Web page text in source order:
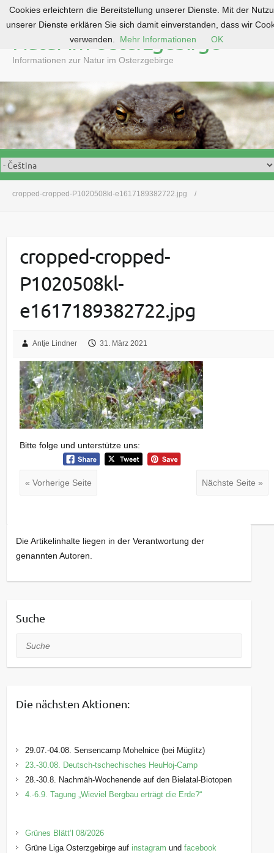
o
c
o
e
n
Natur im Osterzgebirge
Informationen zur Natur im Osterzgebirge
cropped-cropped-P1020508kl-e1617189382722.jpg
cropped-cropped-
P1020508kl-
e1617189382722.jpg
Antje Lindner 31. März 2021
Bitte folge und unterstütze uns:
« Vorherige Seite Nächste Seite »
Die Artikelinhalte liegen in der Verantwortung der
genannten Autoren.
Suche
Suche
Die nächsten Aktionen:
29.07.-04.08. Sensencamp Mohelnice (bei Müglitz)
23.-30.08. Deutsch-tschechisches HeuHoj-Camp
28.-30.8. Nachmäh-Wochenende auf den Bielatal-Biotopen
4.-6.9. Tagung „Wieviel Bergbau erträgt die Erde?“
Grünes Blätt’l 08/2026
Grüne Liga Osterzgebirge auf instagram undfacebook
Cookies erleichtern die Bereitstellung unserer Dienste. Mit der
unserer Dienste erklären Sie sich damit einverstanden, dass wir
verwenden.
Mehr Informationen OK